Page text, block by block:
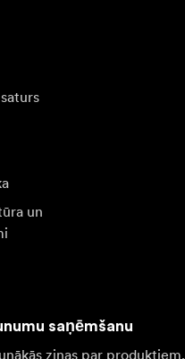
un
saņēmšanu
ziņas par